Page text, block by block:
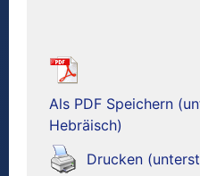
Als PDF Speichern
Hebräisch)
Drucken